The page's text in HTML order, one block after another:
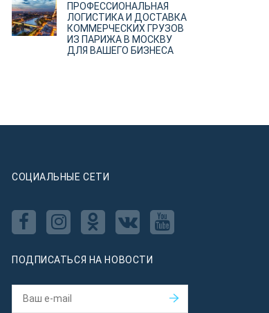
ПРОФЕССИОНАЛЬНАЯ
ЛОГИСТИКА И ДОСТАВКА
КОММЕРЧЕСКИХ ГРУЗОВ
ИЗ ПАРИЖА В МОСКВУ
ДЛЯ ВАШЕГО БИЗНЕСА
CОЦИАЛЬНЫЕ СЕТИ
ПОДПИСАТЬСЯ НА НОВОСТИ